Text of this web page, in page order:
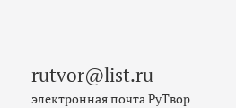
rutvor@list.ru
электронная почта РуТвор